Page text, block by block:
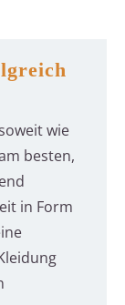
wie
besten,
in Form